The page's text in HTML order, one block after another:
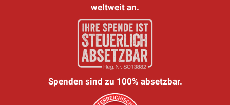
weltweit an.
Spenden sind zu 100% absetzbar.